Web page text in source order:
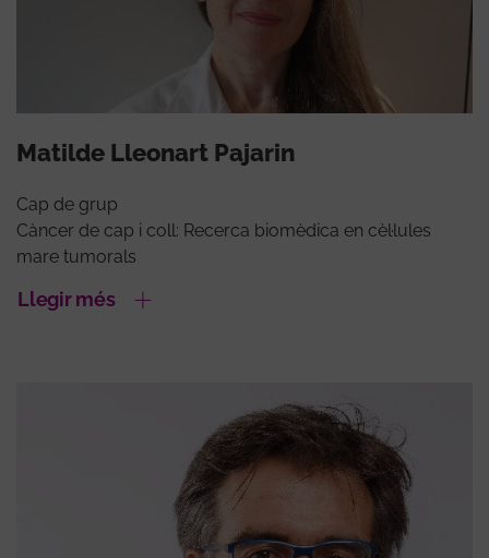
Matilde Lleonart Pajarin
Cap de grup
Càncer de cap i coll: Recerca biomèdica en cèl·lules
mare tumorals
Llegir més